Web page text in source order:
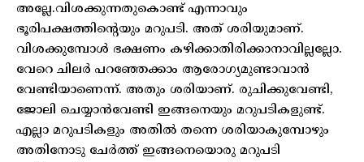
അല്ലേ.വിശക്കുന്നതുകൊണ്ട് എന്നാവും
ഭൂരിപക്ഷത്തിന്റെയും മറുപടി. അത് ശരിയുമാണ്.
വിശക്കുമ്പോൾ ഭക്ഷണം കഴിക്കാതിരിക്കാനാവില്ലല്ലോ.
വേറെ ചിലർ പറഞ്ഞേക്കാം ആരോഗ്യമുണ്ടാവാൻ
വേണ്ടിയാണെന്ന്. അതും ശരിയാണ്. രുചിക്കുവേണ്ടി,
ജോലി ചെയ്യാൻവേണ്ടി ഇങ്ങനെയും മറുപടികളുണ്ട്.
എല്ലാ മറുപടികളും അതിൽ തന്നെ ശരിയാകുമ്പോഴും
അതിനോടു ചേർത്ത് ഇങ്ങനെയൊരു മറുപടി